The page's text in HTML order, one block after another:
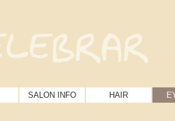
SALON INFO HAIR